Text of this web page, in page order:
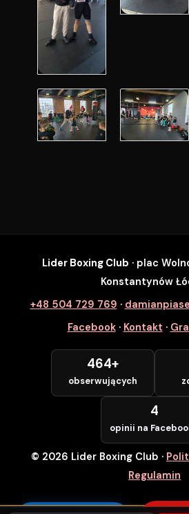
SZYBKI ZAPIS
Zapisz się na wybrane
Numer Telefonu *
POTWIERDZAM —
DARMO
Lider Boxing Club · plac
Konstantynów
+48 504 729 769 ·
Facebook· Kontakt ·
464+
obserwujących
4
opinii na
© 2026 Lider Boxing Club ·
Regulamin